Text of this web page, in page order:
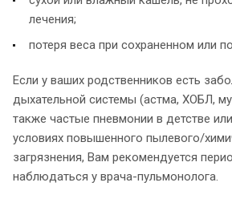
лечения;
потеря веса при сохраненном или
Если у ваших родственников есть
дыхательной системы (астма, ХОБЛ,
также частые пневмонии в детстве
условиях повышенного пылевого/
загрязнения, Вам рекомендуется
наблюдаться у врача-пульмонолога.